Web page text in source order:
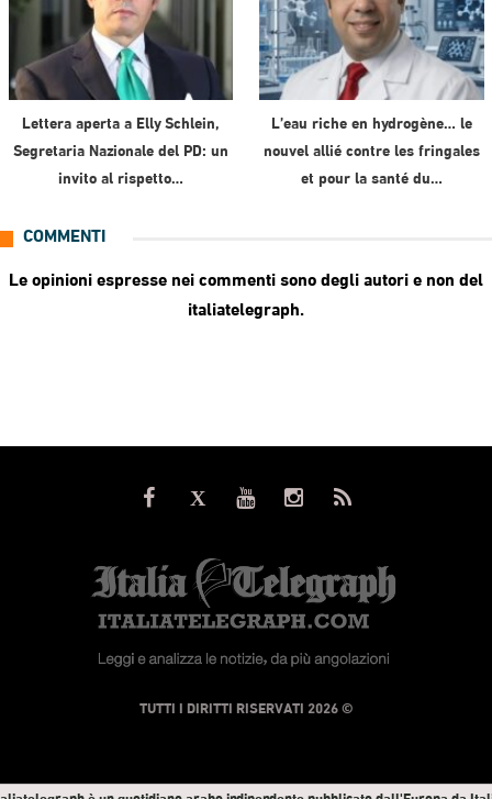
Lettera aperta a Elly Schlein,
Segretaria Nazionale del PD: un
invito al rispetto…
L’eau riche en hydrogène… le
nouvel allié contre les fringales
et pour la santé du…
COMMENTI
Le opinioni espresse nei commenti sono degli autori e non del
italiatelegraph.
© TUTTI I DIRITTI RISERVATI 2026